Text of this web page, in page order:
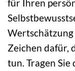
für Ihren
Zeichen dafür,
tun. Tragen